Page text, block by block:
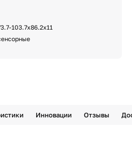
103.7х86.2х11
Инновации Отзывы